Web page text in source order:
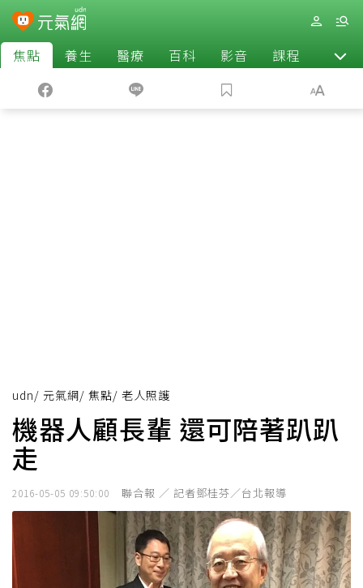
焦點 養生 醫療 百科 影音 課程 退休
udn/ 元氣網/ 焦點/ 老人照護
機器人顧長輩 還可陪著趴趴
走
2016-05-05 09:50:00 聯合報 ／ 記者鄧桂芬／台北報導